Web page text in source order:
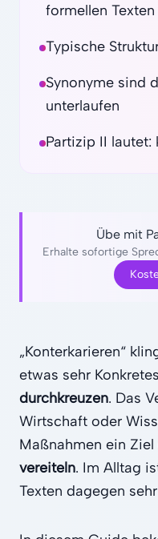
formellen Texten
Typische
Synonyme sind
unterlaufen
Partizip II lautet:
Übe mit
Erhalte sofortige
„Konterkarieren“
etwas sehr
durchkreuzen. Das
Wirtschaft oder
Maßnahmen ein Ziel
vereiteln. Im Alltag
Texten dagegen